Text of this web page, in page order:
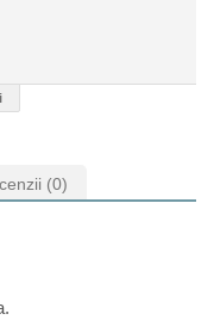
(0)